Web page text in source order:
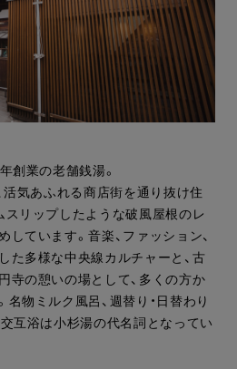
創業の老舗銭湯。
気あふれる商店街を通り抜け住
スリップしたような破風屋根のレ
しています。音楽、ファッション、
た多様な中央線カルチャーと、古
寺の憩いの場として、多くの方か
物ミルク風呂、週替り・日替わり
交互浴は小杉湯の代名詞となってい